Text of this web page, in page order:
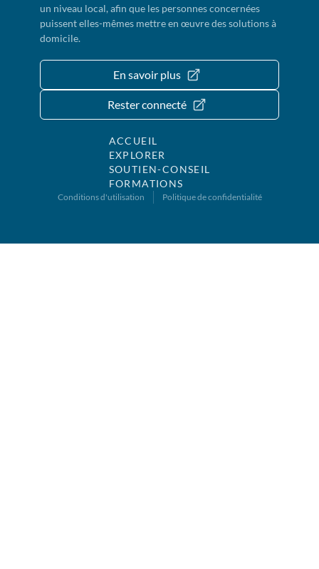
un niveau local, afin que les personnes concernées
puissent elles-mêmes mettre en œuvre des solutions à
domicile.
En savoir plus
Rester connecté
ACCUEIL
EXPLORER
SOUTIEN-CONSEIL
FORMATIONS
Conditions d'utilisation Politique de confidentialité